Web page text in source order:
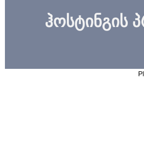
ჰოსტინგის